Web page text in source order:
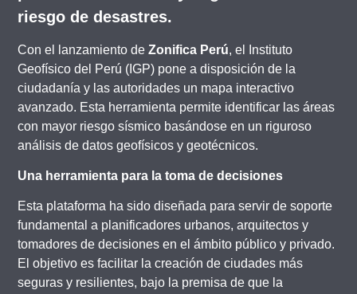
riesgo de desastres.
Con el lanzamiento deZonifica Perú, el Instituto
Geofísico del Perú (IGP) pone a disposición de la
ciudadanía y las autoridades un mapa interactivo
avanzado. Esta herramienta permite identificar las áreas
con mayor riesgo sísmico basándose en un riguroso
análisis de datos geofísicos y geotécnicos.
Una herramienta para la toma de decisiones
Esta plataforma ha sido diseñada para servir de soporte
fundamental a planificadores urbanos, arquitectos y
tomadores de decisiones en el ámbito público y privado.
El objetivo es facilitar la creación de ciudades más
seguras y resilientes, bajo la premisa de que la